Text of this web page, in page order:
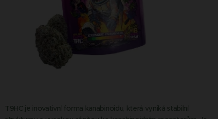
T9HC je inovativní forma kanabinoidu, která vyniká stabilní